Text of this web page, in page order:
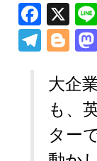
Fa
ce
b
o
o
k
X
Te
gr
a
m
Bl
g
g
er
大企
も、
ター